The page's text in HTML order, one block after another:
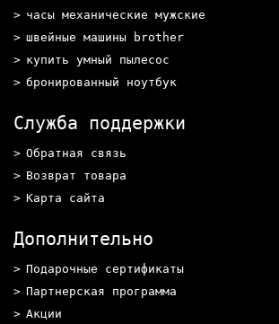
часы механические мужские
швейные машины brother
купить умный пылесос
бронированный ноутбук
Служба поддержки
Обратная связь
Возврат товара
Карта сайта
Дополнительно
Подарочные сертификаты
Партнерская программа
Акции